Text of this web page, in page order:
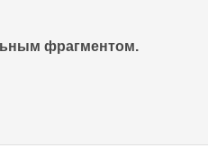
фрагментом.